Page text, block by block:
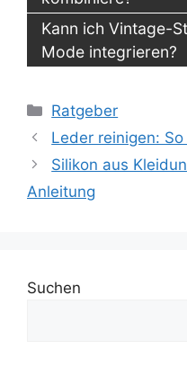
Kann ich Vintage-
Mode integrieren?
Kategorien
Ratgeber
Leder reinigen:
Silikon aus
Anleitung
Suchen